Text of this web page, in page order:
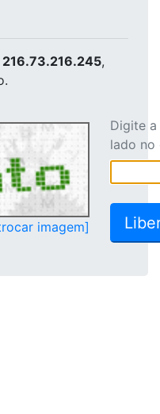
216.73.216.245,
imagem]
Digite
lado no